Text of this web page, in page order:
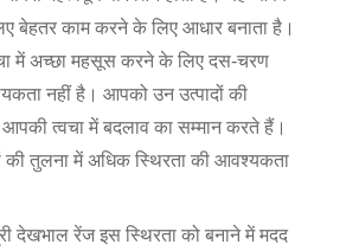
बेहतर काम करने के लिए आधार बनाता है।
में अच्छा महसूस करने के लिए दस-चरण
नहीं है। आपको उन उत्पादों की
त्वचा में बदलाव का सम्मान करते हैं।
तुलना में अधिक स्थिरता की आवश्यकता
देखभाल रेंज इस स्थिरता को बनाने में मदद